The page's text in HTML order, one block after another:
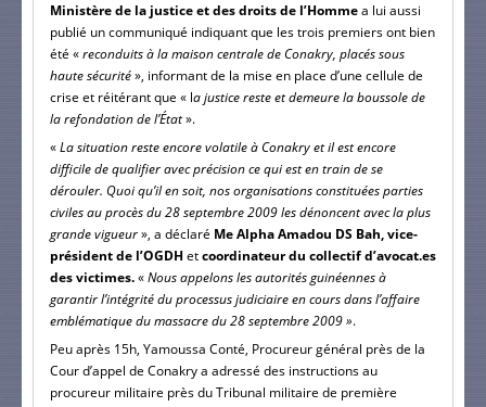
Ministère de la justice et des droits de l’Hommea lui aussi
publié un communiqué indiquant que les trois premiers ont bien
été «reconduits à la maison centrale de Conakry, placés sous
haute sécurité», informant de la mise en place d’une cellule de
crise et réitérant que « la justice reste et demeure la boussole de
la refondation de l’État».
«La situation reste encore volatile à Conakry et il est encore
difficile de qualifier avec précision ce qui est en train de se
dérouler. Quoi qu’il en soit, nos organisations constituées parties
civiles au procès du 28 septembre 2009 les dénoncent avec la plus
grande vigueur», a déclaré Me Alpha Amadou DS Bah, vice-
président de l’OGDHetcoordinateur du collectif d’avocat.es
des victimes.«Nous appelons les autorités guinéennes à
garantir l’intégrité du processus judiciaire en cours dans l’affaire
emblématique du massacre du 28 septembre 2009 ».
Peu après 15h, Yamoussa Conté, Procureur général près de la
Cour d’appel de Conakry a adressé des instructions au
procureur militaire près du Tribunal militaire de première